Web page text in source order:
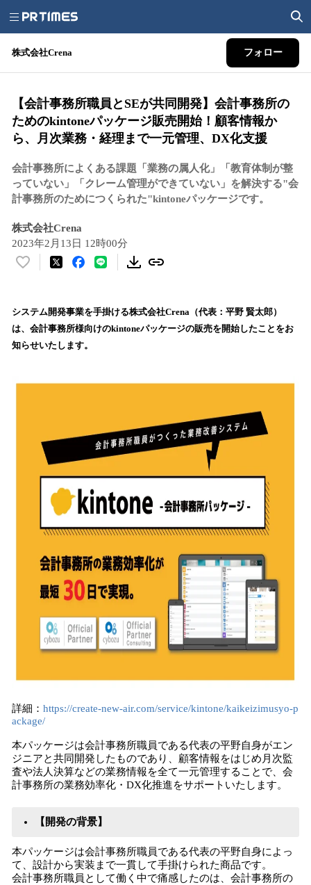
株式会社Crena フォロー
【会計事務所職員とSEが共同開発】会計事務所の
ためのkintoneパッケージ販売開始！顧客情報か
ら、月次業務・経理まで一元管理、DX化支援
会計事務所によくある課題「業務の属人化」「教育体制が整
っていない」「クレーム管理ができていない」を解決する"会
計事務所のためにつくられた"kintoneパッケージです。
株式会社Crena
2023年2月13日 12時00分
い
！
数
を
込
システム開発事業を手掛ける株式会社Crena（代表：平野 賢太郎）
は、会計事務所様向けのkintoneパッケージの販売を開始したことをお
知らせいたします。
詳細： https://create-new-air.com/service/kintone/kaikeizimusyo-p
ackage/
本パッケージは会計事務所職員である代表の平野自身がエン
ジニアと共同開発したものであり、顧客情報をはじめ月次監
査や法人決算などの業務情報を全て一元管理することで、会
計事務所の業務効率化・DX化推進をサポートいたします。
【開発の背景】
本パッケージは会計事務所職員である代表の平野自身によっ
て、設計から実装まで一貫して手掛けられた商品です。
会計事務所職員として働く中で痛感したのは、会計事務所の